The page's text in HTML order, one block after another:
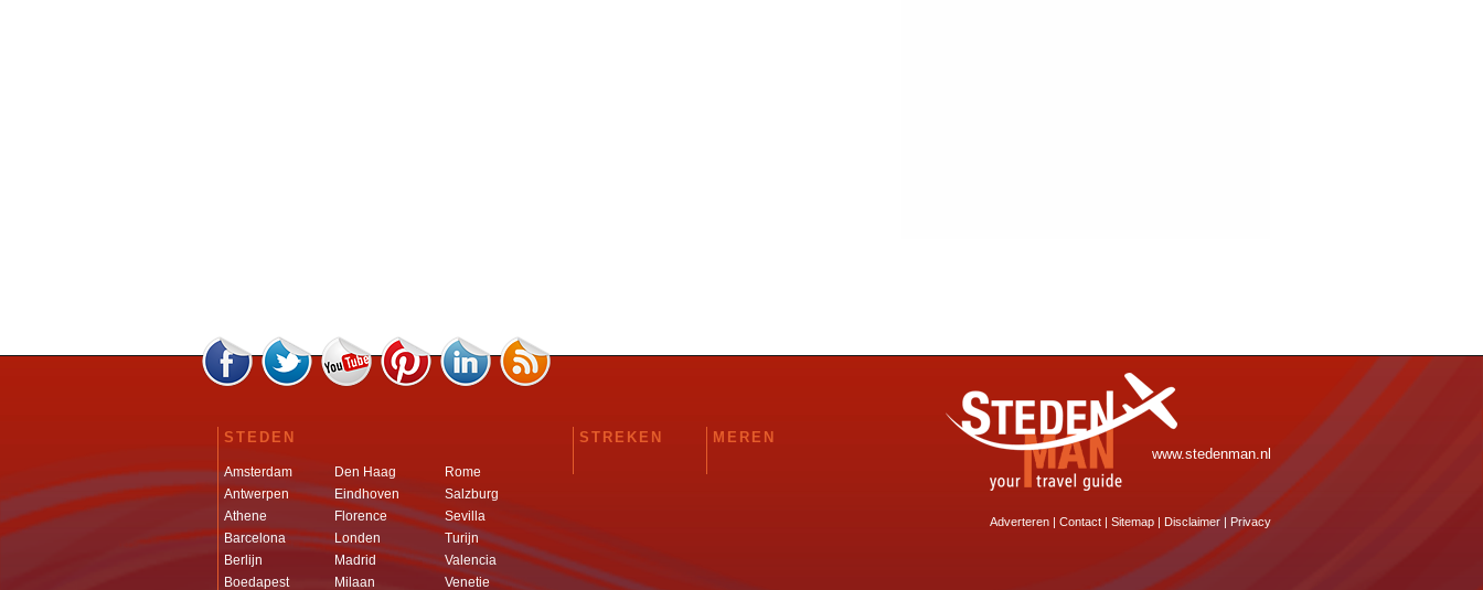
STEDEN
Amsterdam
Antwerpen
Athene
Barcelona
Berlijn
Boedapest
Den Haag
Eindhoven
Florence
Londen
Madrid
Milaan
Rome
Salzburg
Sevilla
Turijn
Valencia
Venetie
STREKEN MEREN
Adverteren | Contact | Sitemap | Disclaimer | Privacy
www.stedenman.nl